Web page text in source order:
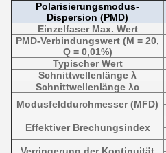
Polarisierungsmodus-
Dispersion (PMD)
Einzelfaser Max. Wert
PMD-Verbindungswert (M = 20,
Q = 0,01%)
Typischer Wert
Schnittwellenlänge λ
Schnittwellenlänge λc
Modusfelddurchmesser (MFD)
Effektiver Brechungsindex